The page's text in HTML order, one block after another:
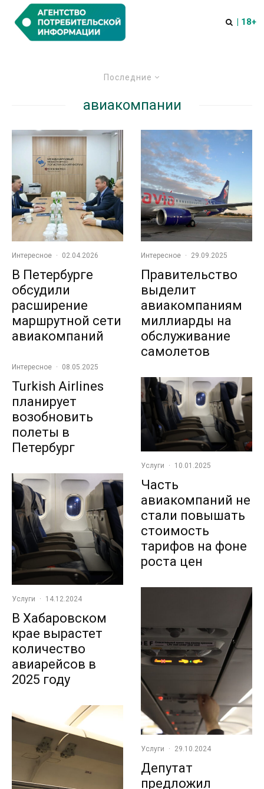
| 18+
Последние
авиакомпании
Интересное · 02.04.2026
В Петербурге
обсудили
расширение
маршрутной сети
авиакомпаний
Интересное · 08.05.2025
Turkish Airlines
планирует
возобновить
полеты в
Петербург
Услуги · 14.12.2024
В Хабаровском
крае вырастет
количество
авиарейсов в
2025 году
Интересное · 29.09.2025
Правительство
выделит
авиакомпаниям
миллиарды на
обслуживание
самолетов
Услуги · 10.01.2025
Часть
авиакомпаний не
стали повышать
стоимость
тарифов на фоне
роста цен
Услуги · 29.10.2024
Депутат
предложил